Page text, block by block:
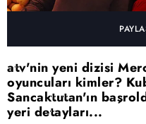
atv'nin yeni dizisi
oyuncuları kimler?
Sancaktutan'ın
yeri detayları...